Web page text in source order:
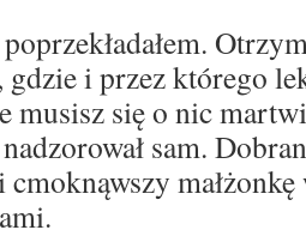
i przez którego
musisz się o nic
sam.